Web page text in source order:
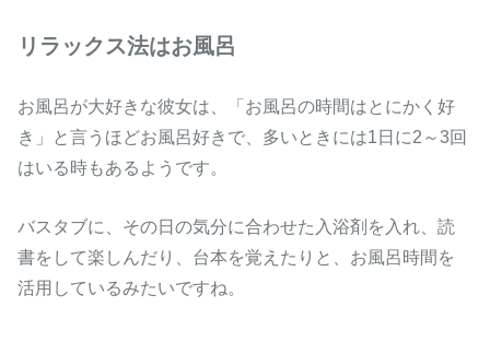
リラックス法はお風呂
お風呂が大好きな彼女は、「お風呂の時間はとにかく好
き」と言うほどお風呂好きで、多いときには1日に2～3回
はいる時もあるようです。
バスタブに、その日の気分に合わせた入浴剤を入れ、読
書をして楽しんだり、台本を覚えたりと、お風呂時間を
活用しているみたいですね。